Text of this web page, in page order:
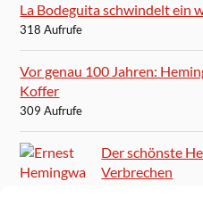
La Bodeguita schwindelt ein
318 Aufrufe
Vor genau 100 Jahren:
Koffer
309 Aufrufe
Der schönste
Verbrechen